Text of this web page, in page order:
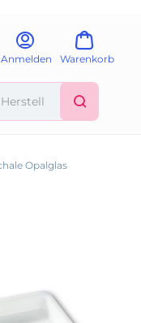
Anmelden Warenkorb
Opalglas